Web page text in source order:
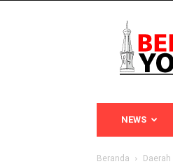
Yogya
NEWS
Beranda Daerah